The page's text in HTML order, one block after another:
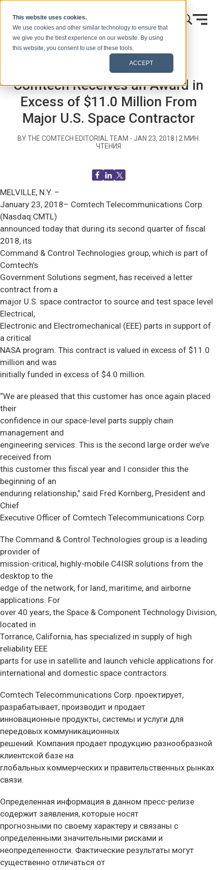
This website uses cookies.
We use cookies and other similar technology to ensure that
we give you the best experience on our website. By using
this website, you consent to use of these tools.
ACCEPT
Пресс-релизы
Comtech Receives an Award in
Excess of $11.0 Million From
Major U.S. Space Contractor
BY THE COMTECH EDITORIAL TEAM - JAN 23, 2018 2 МИН.
ЧТЕНИЯ
MELVILLE, N.Y. –
January 23, 2018– Comtech Telecommunications Corp.
(Nasdaq:CMTL)
announced today that during its second quarter of fiscal
2018, its
Command & Control Technologies group, which is part of
Comtech’s
Government Solutions segment, has received a letter
contract from a
major U.S. space contractor to source and test space level
Electrical,
Electronic and Electromechanical (EEE) parts in support of
a critical
NASA program. This contract is valued in excess of $11.0
million and was
initially funded in excess of $4.0 million.
“We are pleased that this customer has once again placed
their
confidence in our space-level parts supply chain
management and
engineering services. This is the second large order we’ve
received from
this customer this fiscal year and I consider this the
beginning of an
enduring relationship,” said Fred Kornberg, President and
Chief
Executive Officer of Comtech Telecommunications Corp.
The Command & Control Technologies group is a leading
provider of
mission-critical, highly-mobile C4ISR solutions from the
desktop to the
edge of the network, for land, maritime, and airborne
applications. For
over 40 years, the Space & Component Technology Division,
located in
Torrance, California, has specialized in supply of high
reliability EEE
parts for use in satellite and launch vehicle applications for
international and domestic space contractors.
Comtech Telecommunications Corp. проектирует,
разрабатывает, производит и продает
инновационные продукты, системы и услуги для
передовых коммуникационных
решений. Компания продает продукцию разнообразной
клиентской базе на
глобальных коммерческих и правительственных рынках
связи.
Определенная информация в данном пресс-релизе
содержит заявления, которые носят
прогнозными по своему характеру и связаны с
определенными значительными рисками и
неопределенности. Фактические результаты могут
существенно отличаться от